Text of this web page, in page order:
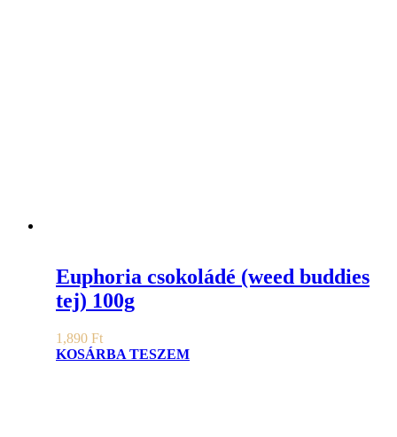
Euphoria csokoládé (weed buddies
tej) 100g
1,890 Ft
KOSÁRBA TESZEM